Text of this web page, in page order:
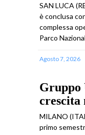
SAN LUCA
è conclusa
complessa
Parco
Agosto 7, 2026
Gruppo
crescita
MILANO
primo